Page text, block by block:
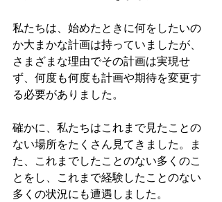
私たちは、始めたときに何をしたいの
か大まかな計画は持っていましたが、
さまざまな理由でその計画は実現せ
ず、何度も何度も計画や期待を変更す
る必要がありました。
確かに、私たちはこれまで見たことの
ない場所をたくさん見てきました。ま
た、これまでしたことのない多くのこ
とをし、これまで経験したことのない
多くの状況にも遭遇しました。